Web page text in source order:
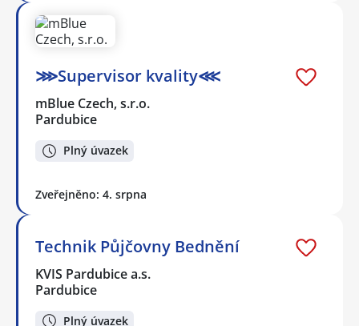
⋙Supervisor kvality⋘
mBlue Czech, s.r.o.
Pardubice
Plný úvazek
Zveřejněno: 4. srpna
Technik Půjčovny Bednění
KVIS Pardubice a.s.
Pardubice
Plný úvazek